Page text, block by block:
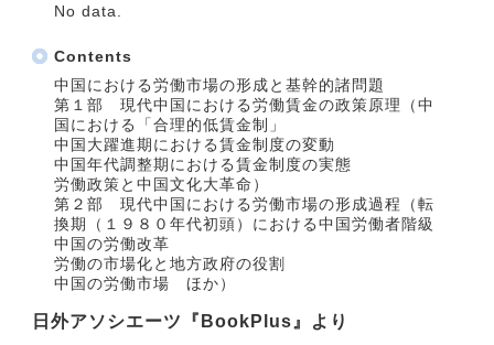
No data.
Contents
中国における労働市場の形成と基幹的諸問題
第１部 現代中国における労働賃金の政策原理（中
国における「合理的低賃金制」
中国大躍進期における賃金制度の変動
中国年代調整期における賃金制度の実態
労働政策と中国文化大革命）
第２部 現代中国における労働市場の形成過程（転
換期（１９８０年代初頭）における中国労働者階級
中国の労働改革
労働の市場化と地方政府の役割
中国の労働市場 ほか）
日外アソシエーツ『BookPlus』より